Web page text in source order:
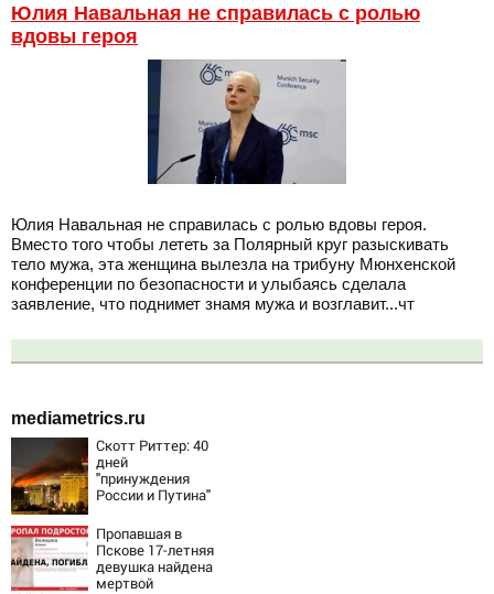
Юлия Навальная не справилась с ролью
вдовы героя
Юлия Навальная не справилась с ролью вдовы героя.
Вместо того чтобы лететь за Полярный круг разыскивать
тело мужа, эта женщина вылезла на трибуну Мюнхенской
конференции по безопасности и улыбаясь сделала
заявление, что поднимет знамя мужа и возглавит...чт
mediametrics.ru
Скотт Риттер: 40
дней
"принуждения
России и Путина"
крах режима
Зеленского
Пропавшая в
Пскове 17-летняя
девушка найдена
мертвой